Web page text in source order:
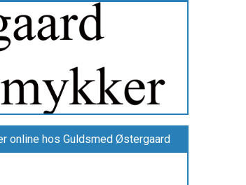
online hos Guldsmed Østergaard